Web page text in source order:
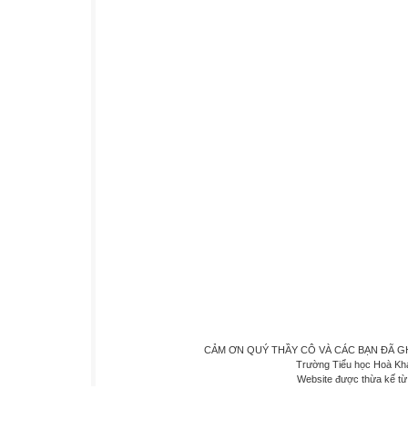
CẢM ƠN QUÝ THẦY CÔ VÀ CÁC BẠN ĐÃ
Trường Tiểu học Hoà
Website được thừa kế